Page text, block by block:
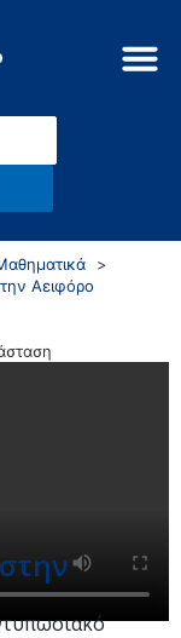
Αειφόρο